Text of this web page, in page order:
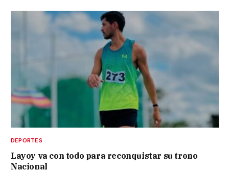
DEPORTES
Layoy va con todo para reconquistar su trono
Nacional